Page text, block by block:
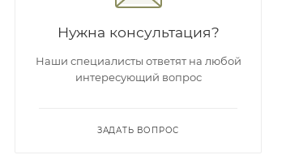
Нужна консультация?
Наши специалисты ответят на любой
интересующий вопрос
ЗАДАТЬ ВОПРОС